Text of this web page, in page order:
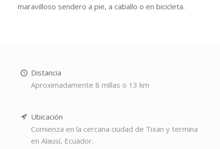
maravilloso sendero a pie, a caballo o en bicicleta.
Distancia
Aproximadamente 8 millas o 13 km
Ubicación
Comienza en la cercana ciudad de Tixan y termina
en Alausí, Ecuador.